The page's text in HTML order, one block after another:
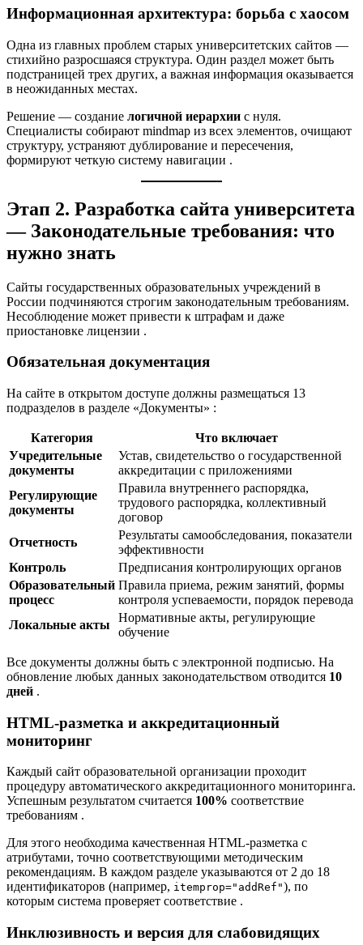
Информационная архитектура: борьба с хаосом
Одна из главных проблем старых университетских сайтов —
стихийно разросшаяся структура. Один раздел может быть
подстраницей трех других, а важная информация оказывается
в неожиданных местах.
Решение — создание логичной иерархии с нуля.
Специалисты собирают mindmap из всех элементов, очищают
структуру, устраняют дублирование и пересечения,
формируют четкую систему навигации .
Этап 2. Разработка сайта университета
— Законодательные требования: что
нужно знать
Сайты государственных образовательных учреждений в
России подчиняются строгим законодательным требованиям.
Несоблюдение может привести к штрафам и даже
приостановке лицензии .
Обязательная документация
На сайте в открытом доступе должны размещаться 13
подразделов в разделе «Документы» :
Категория
Что включает
Учредительные
документы
Устав, свидетельство о государственной
аккредитации с приложениями
Регулирующие
документы
Правила внутреннего распорядка,
трудового распорядка, коллективный
договор
Отчетность
Результаты самообследования, показатели
эффективности
Контроль
Предписания контролирующих органов
Образовательный
процесс
Правила приема, режим занятий, формы
контроля успеваемости, порядок перевода
Локальные акты
Нормативные акты, регулирующие
обучение
Все документы должны быть с электронной подписью. На
обновление любых данных законодательством отводится 10
дней .
HTML-разметка и аккредитационный
мониторинг
Каждый сайт образовательной организации проходит
процедуру автоматического аккредитационного мониторинга.
Успешным результатом считается 100% соответствие
требованиям .
Для этого необходима качественная HTML-разметка с
атрибутами, точно соответствующими методическим
рекомендациям. В каждом разделе указываются от 2 до 18
идентификаторов (например, itemprop="addRef"), по
которым система проверяет соответствие .
Инклюзивность и версия для слабовидящих